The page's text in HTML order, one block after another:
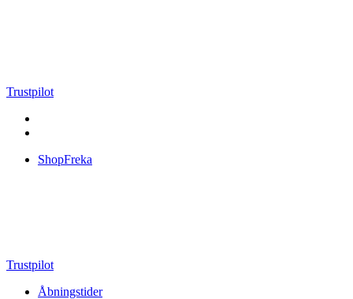
Trustpilot
ShopFreka
Trustpilot
Åbningstider